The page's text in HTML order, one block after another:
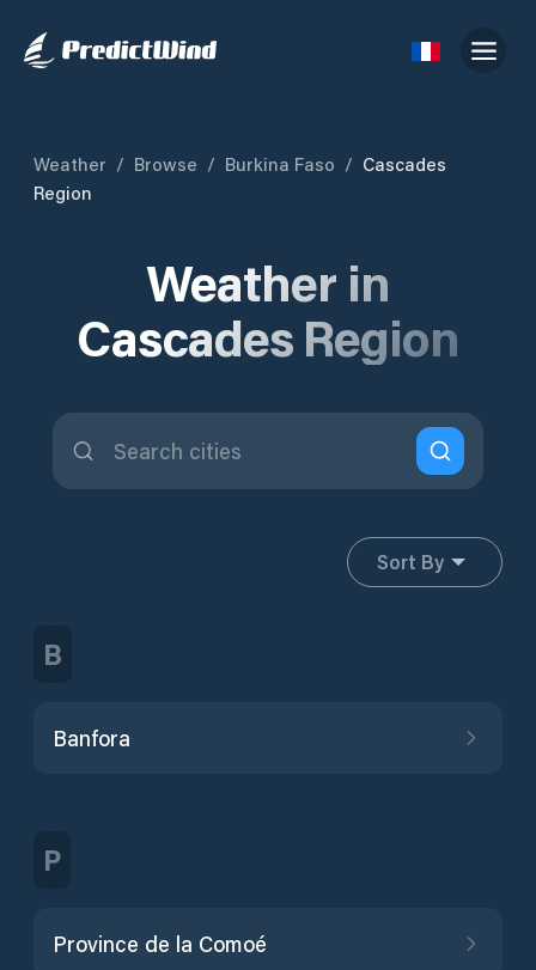
Weather / Browse / Burkina Faso / Cascades
Region
Weather in
Cascades Region
Sort By
B
Banfora
P
Province de la Comoé